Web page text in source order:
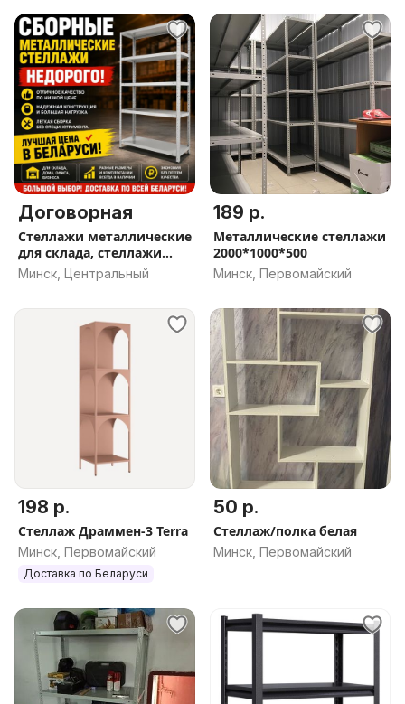
складные
Договорная
Стеллажи металлические
для склада, стеллажи
разборные, архивные
стеллажи, для гаража,
Минск, Центральный
189 р.
Металлические стеллажи
2000*1000*500
Минск, Первомайский
198 р.
Стеллаж Драммен-3 Terra
Минск, Первомайский
Доставка по Беларуси
50 р.
Стеллаж/полка белая
Минск, Первомайский